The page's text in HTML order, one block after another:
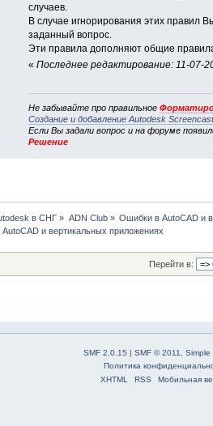
случаев.
В случае игнорирования этих правил
заданный вопрос.
Эти правила дополняют общие
« Последнее редактирование: 11-07-
Не забывайте про правильное
Создание и добавление Autodesk
Если Вы задали вопрос и на форуме
Решение
в СНГ » ADN Club» Ошибки в AutoCAD и
и вертикальных приложениях
Перейти в:
SMF 2.0.15 | SMF © 2011
Simple
Политика
XHTML
RSS Мобильная